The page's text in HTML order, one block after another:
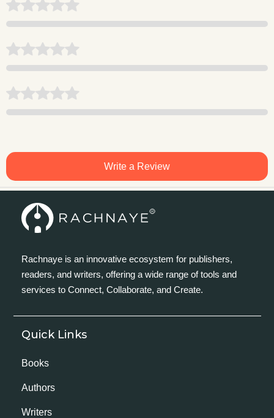
Write a Review
Rachnaye is an innovative ecosystem for publishers,
readers, and writers, offering a wide range of tools and
services to Connect, Collaborate, and Create.
Quick Links
Books
Authors
Writers